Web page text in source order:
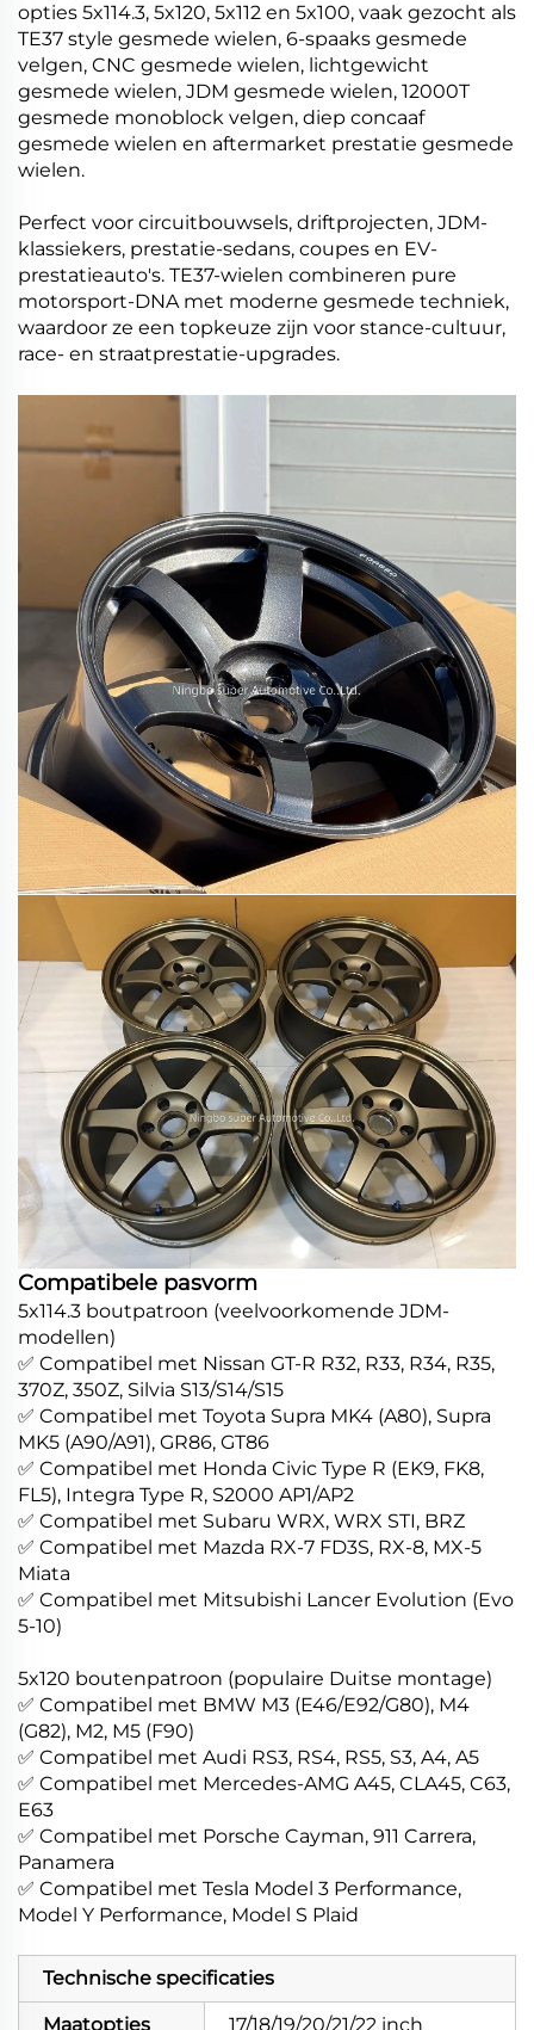
opties 5x114.3, 5x120, 5x112 en 5x100, vaak gezocht als
TE37 style gesmede wielen, 6-spaaks gesmede
velgen, CNC gesmede wielen, lichtgewicht
gesmede wielen, JDM gesmede wielen, 12000T
gesmede monoblock velgen, diep concaaf
gesmede wielen en aftermarket prestatie gesmede
wielen.
Perfect voor circuitbouwsels, driftprojecten, JDM-
klassiekers, prestatie-sedans, coupes en EV-
prestatieauto's. TE37-wielen combineren pure
motorsport-DNA met moderne gesmede techniek,
waardoor ze een topkeuze zijn voor stance-cultuur,
race- en straatprestatie-upgrades.
Compatibele pasvorm
5x114.3 boutpatroon (veelvoorkomende JDM-
modellen)
✅ Compatibel met Nissan GT-R R32, R33, R34, R35,
370Z, 350Z, Silvia S13/S14/S15
✅ Compatibel met Toyota Supra MK4 (A80), Supra
MK5 (A90/A91), GR86, GT86
✅ Compatibel met Honda Civic Type R (EK9, FK8,
FL5), Integra Type R, S2000 AP1/AP2
✅ Compatibel met Subaru WRX, WRX STI, BRZ
✅ Compatibel met Mazda RX-7 FD3S, RX-8, MX-5
Miata
✅ Compatibel met Mitsubishi Lancer Evolution (Evo
5-10)
5x120 boutenpatroon (populaire Duitse montage)
✅ Compatibel met BMW M3 (E46/E92/G80), M4
(G82), M2, M5 (F90)
✅ Compatibel met Audi RS3, RS4, RS5, S3, A4, A5
✅ Compatibel met Mercedes-AMG A45, CLA45, C63,
E63
✅ Compatibel met Porsche Cayman, 911 Carrera,
Panamera
✅ Compatibel met Tesla Model 3 Performance,
Model Y Performance, Model S Plaid
Technische specificaties
Maatopties 17/18/19/20/21/22 inch